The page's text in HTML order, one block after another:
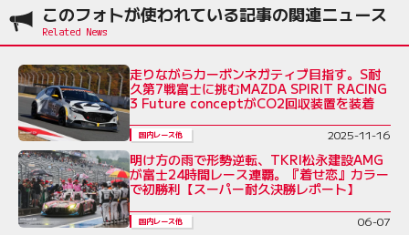
このフォトが使われている記事の関連ニュース
走りながらカーボンネガティブ目指す。S耐
久第7戦富士に挑むMAZDA SPIRIT RACING
3 Future conceptがCO2回収装置を装着
国内レース他 2025-11-16
明け方の雨で形勢逆転、TKRI松永建設AMG
が富士24時間レース連覇。『着せ恋』カラー
で初勝利【スーパー耐久決勝レポート】
国内レース他 06-07